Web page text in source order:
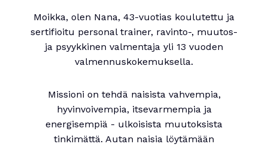
Moikka, olen Nana, 43-vuotias koulutettu ja
sertifioitu personal trainer, ravinto-, muutos-
ja psyykkinen valmentaja yli 13 vuoden
valmennuskokemuksella.
Missioni on tehdä naisista vahvempia,
hyvinvoivempia, itsevarmempia ja
energisempiä - ulkoisista muutoksista
tinkimättä. Autan naisia löytämään